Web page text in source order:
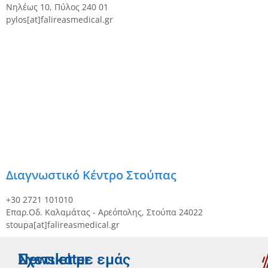
Νηλέως 10, Πύλος 240 01
pylos[at]falireasmedical.gr
Διαγνωστικό Κέντρο Στούπας
+30 2721 101010
Επαρ.Οδ. Καλαμάτας - Αρεόπολης, Στούπα 24022
stoupa[at]falireasmedical.gr
Newsletter
Σχετικά με εμάς